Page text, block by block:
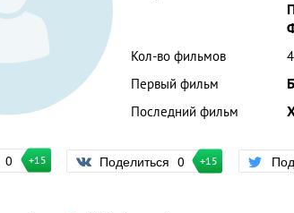
Кол-во фильмов
4
Первый фильм
Последний фильм
0 +15 Поделиться 0 +15